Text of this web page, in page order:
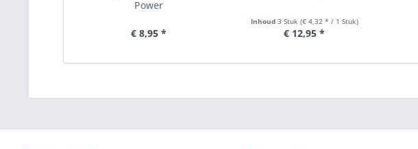
Power
€ 8,95 *
Inhoud 3 Stuk (€ 4,32 * / 1 Stuk)
€ 12,95 *